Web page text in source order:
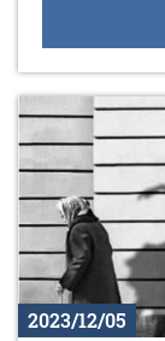
2023/12/05